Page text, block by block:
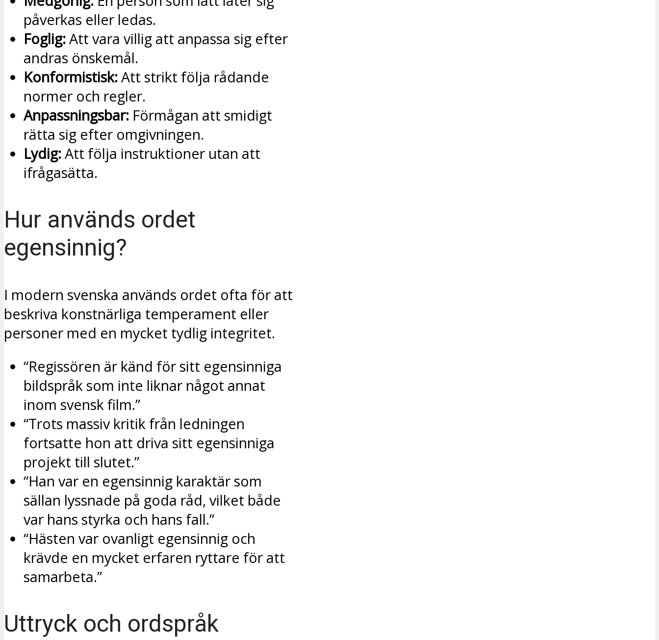
påverkas eller ledas.
Foglig:Att vara villig att anpassa sig efter
andras önskemål.
Konformistisk:Att strikt följa rådande
normer och regler.
Anpassningsbar: Förmågan att smidigt
rätta sig efter omgivningen.
Lydig:Att följa instruktioner utan att
ifrågasätta.
Hur används ordet
egensinnig?
I modern svenska används ordet ofta för att
beskriva konstnärliga temperament eller
personer med en mycket tydlig integritet.
“Regissören är känd för sitt egensinniga
bildspråk som inte liknar något annat
inom svensk film.”
“Trots massiv kritik från ledningen
fortsatte hon att driva sitt egensinniga
projekt till slutet.”
“Han var en egensinnig karaktär som
sällan lyssnade på goda råd, vilket både
var hans styrka och hans fall.”
“Hästen var ovanligt egensinnig och
krävde en mycket erfaren ryttare för att
samarbeta.”
Uttryck och ordspråk